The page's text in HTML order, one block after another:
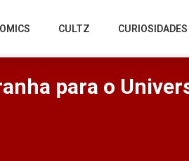
CULTZ CURIOSIDADES
para o